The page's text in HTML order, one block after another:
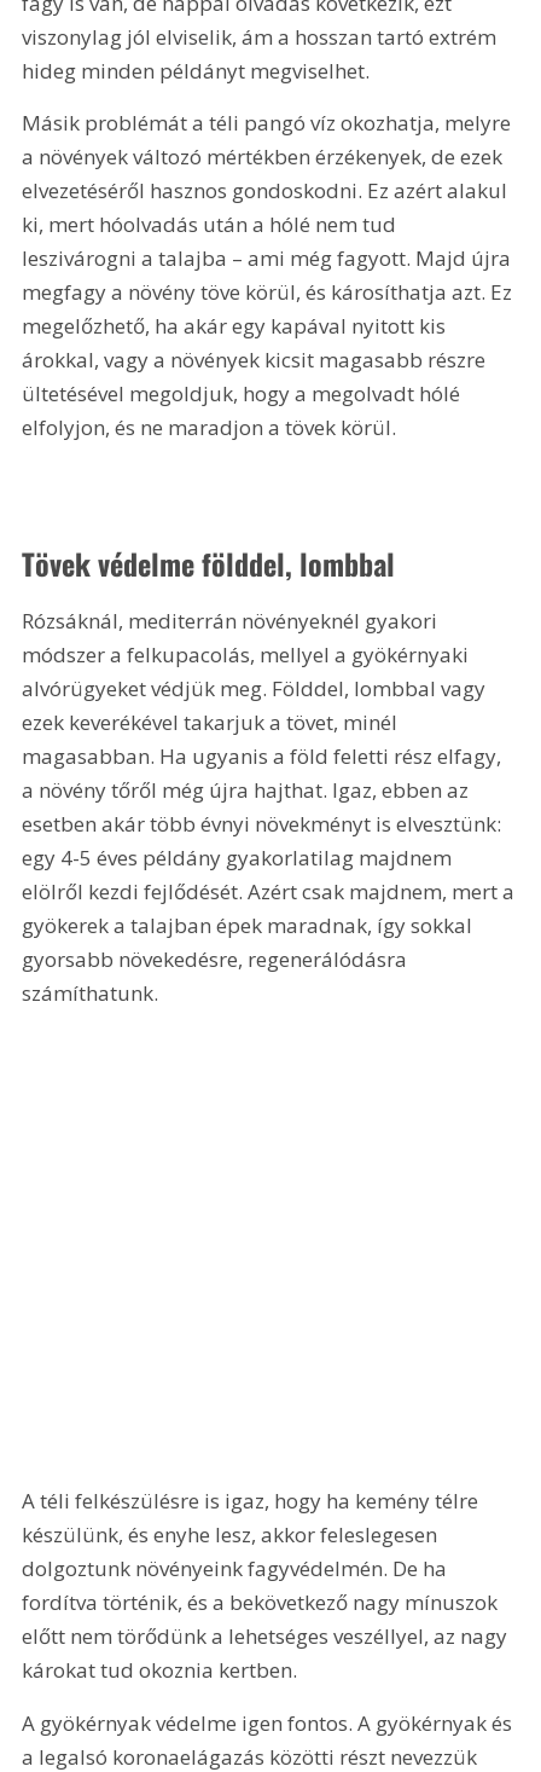
viszonylag jól elviselik, ám a hosszan tartó extrém
hideg minden példányt megviselhet.
Másik problémát a téli pangó víz okozhatja, melyre
a növények változó mértékben érzékenyek, de ezek
elvezetéséről hasznos gondoskodni. Ez azért alakul
ki, mert hóolvadás után a hólé nem tud
leszivárogni a talajba – ami még fagyott. Majd újra
megfagy a növény töve körül, és károsíthatja azt. Ez
megelőzhető, ha akár egy kapával nyitott kis
árokkal, vagy a növények kicsit magasabb részre
ültetésével megoldjuk, hogy a megolvadt hólé
elfolyjon, és ne maradjon a tövek körül.
Tövek védelme földdel, lombbal
Rózsáknál, mediterrán növényeknél gyakori
módszer a felkupacolás, mellyel a gyökérnyaki
alvórügyeket védjük meg. Földdel, lombbal vagy
ezek keverékével takarjuk a tövet, minél
magasabban. Ha ugyanis a föld feletti rész elfagy,
a növény tőről még újra hajthat. Igaz, ebben az
esetben akár több évnyi növekményt is elvesztünk:
egy 4-5 éves példány gyakorlatilag majdnem
elölről kezdi fejlődését. Azért csak majdnem, mert a
gyökerek a talajban épek maradnak, így sokkal
gyorsabb növekedésre, regenerálódásra
számíthatunk.
A téli felkészülésre is igaz, hogy ha kemény télre
készülünk, és enyhe lesz, akkor feleslegesen
dolgoztunk növényeink fagyvédelmén. De ha
fordítva történik, és a bekövetkező nagy mínuszok
előtt nem törődünk a lehetséges veszéllyel, az nagy
károkat tud okoznia kertben.
A gyökérnyak védelme igen fontos. A gyökérnyak és
a legalsó koronaelágazás közötti részt nevezzük